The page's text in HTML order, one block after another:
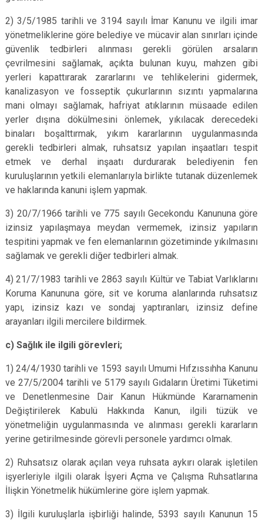
2) 3/5/1985 tarihli ve 3194 sayılı İmar Kanunu ve ilgili imar
yönetmeliklerine göre belediye ve mücavir alan sınırları içinde
güvenlik tedbirleri alınması gerekli görülen arsaların
çevrilmesini sağlamak, açıkta bulunan kuyu, mahzen gibi
yerleri kapattırarak zararlarını ve tehlikelerini gidermek,
kanalizasyon ve fosseptik çukurlarının sızıntı yapmalarına
mani olmayı sağlamak, hafriyat atıklarının müsaade edilen
yerler dışına dökülmesini önlemek, yıkılacak derecedeki
binaları boşalttırmak, yıkım kararlarının uygulanmasında
gerekli tedbirleri almak, ruhsatsız yapılan inşaatları tespit
etmek ve derhal inşaatı durdurarak belediyenin fen
kuruluşlarının yetkili elemanlarıyla birlikte tutanak düzenlemek
ve haklarında kanuni işlem yapmak.
3) 20/7/1966 tarihli ve 775 sayılı Gecekondu Kanununa göre
izinsiz yapılaşmaya meydan vermemek, izinsiz yapıların
tespitini yapmak ve fen elemanlarının gözetiminde yıkılmasını
sağlamak ve gerekli diğer tedbirleri almak.
4) 21/7/1983 tarihli ve 2863 sayılı Kültür ve Tabiat Varlıklarını
Koruma Kanununa göre, sit ve koruma alanlarında ruhsatsız
yapı, izinsiz kazı ve sondaj yaptıranları, izinsiz define
arayanları ilgili mercilere bildirmek.
c) Sağlık ile ilgili görevleri;
1) 24/4/1930 tarihli ve 1593 sayılı Umumi Hıfzıssıhha Kanunu
ve 27/5/2004 tarihli ve 5179 sayılı Gıdaların Üretimi Tüketimi
ve Denetlenmesine Dair Kanun Hükmünde Kararnamenin
Değiştirilerek Kabulü Hakkında Kanun, ilgili tüzük ve
yönetmeliğin uygulanmasında ve alınması gerekli kararların
yerine getirilmesinde görevli personele yardımcı olmak.
2) Ruhsatsız olarak açılan veya ruhsata aykırı olarak işletilen
işyerleriyle ilgili olarak İşyeri Açma ve Çalışma Ruhsatlarına
İlişkin Yönetmelik hükümlerine göre işlem yapmak.
3) İlgili kuruluşlarla işbirliği halinde, 5393 sayılı Kanunun 15